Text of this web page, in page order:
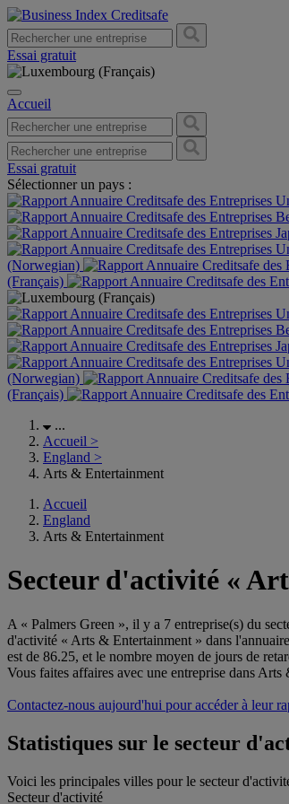
Essai gratuit
Accueil
Essai gratuit
Sélectionner un pays :
(Norwegian)
(Français)
(Norwegian)
(Français)
...
Accueil >
England >
Arts & Entertainment
Accueil
England
Arts & Entertainment
Secteur d'activité «
A « Palmers Green », il y a 7 entreprise(s) du
d'activité « Arts & Entertainment » dans
est de 86.25, et le nombre moyen de jours de
Vous faites affaires avec une entreprise dans
Contactez-nous aujourd'hui pour accéder à leur
Statistiques sur le secteur
Voici les principales villes pour le secteur
Secteur d'activité